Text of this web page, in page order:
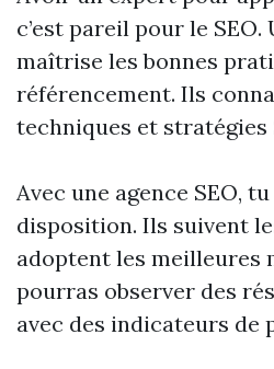
c’est pareil pour le SEO.
maîtrise les bonnes
référencement. Ils
techniques et stratégies
Avec une agence SEO,
disposition. Ils suivent
adoptent les meilleures
pourras observer des
avec des indicateurs de